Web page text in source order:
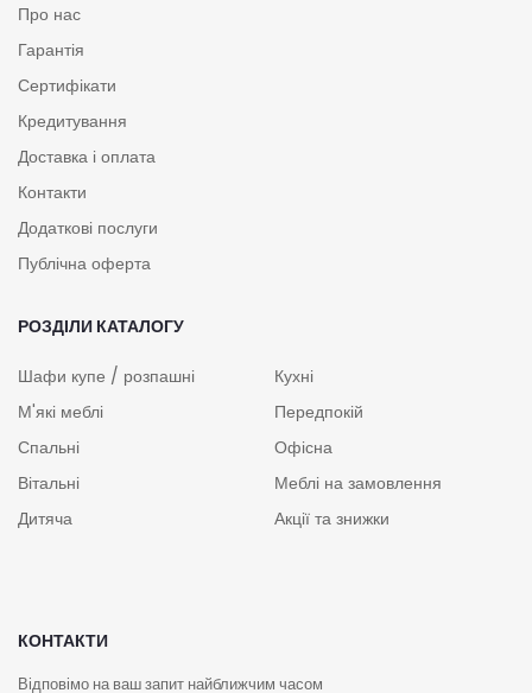
Про нас
Гарантія
Сертифікати
Кредитування
Доставка і оплата
Контакти
Додаткові послуги
Публічна оферта
РОЗДІЛИ КАТАЛОГУ
Шафи купе / розпашні
М'які меблі
Спальні
Вітальні
Дитяча
Кухні
Передпокій
Офісна
Меблі на замовлення
Акції та знижки
КОНТАКТИ
Відповімо на ваш запит найближчим часом